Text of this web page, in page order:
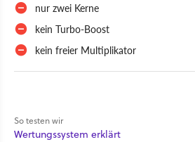
nur zwei Kerne
kein Turbo-Boost
kein freier Multiplikator
So testen wir
Wertungssystem erklärt